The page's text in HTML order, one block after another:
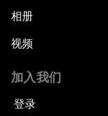
相册
视频
加入我们
登录